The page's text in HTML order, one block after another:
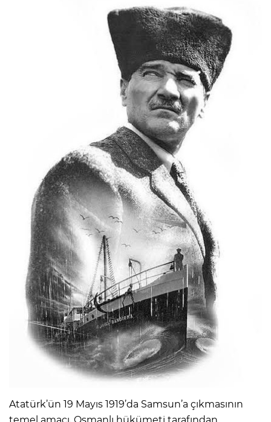
Atatürk’ün 19 Mayıs 1919’da Samsun’a çıkmasının
temel amacı, Osmanlı hükümeti tarafından